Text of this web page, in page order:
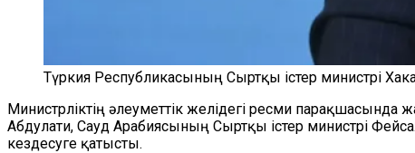
Түркия Республикасының Сыртқы істер министрі
Министрліктің әлеуметтік желідегі ресми
Абдулати, Сауд Арабиясының Сыртқы істер министрі
кездесуге қатысты.